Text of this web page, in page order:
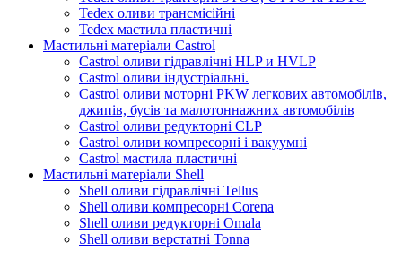
Tedex оливи трансмісійні
Tedex мастила пластичні
Мастильні матеріали Castrol
Castrol оливи гідравлічні HLP и HVLP
Castrol оливи індустріальні.
Castrol оливи моторні PKW легкових автомобілів,
джипів, бусів та малотоннажних автомобілів
Castrol оливи редукторні CLP
Castrol оливи компресорні і вакуумні
Castrol мастила пластичні
Мастильні матеріали Shell
Shell оливи гідравлічні Tellus
Shell оливи компресорні Corena
Shell оливи редукторні Omala
Shell оливи верстатні Tonna